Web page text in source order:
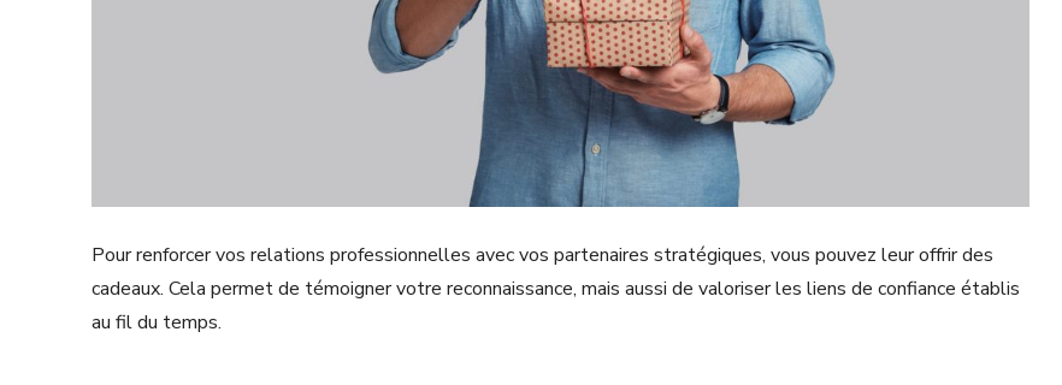
Pour renforcer vos relations professionnelles avec vos partenaires stratégiques, vous pouvez leur offrir des
cadeaux. Cela permet de témoigner votre reconnaissance, mais aussi de valoriser les liens de confiance établis
au fil du temps.